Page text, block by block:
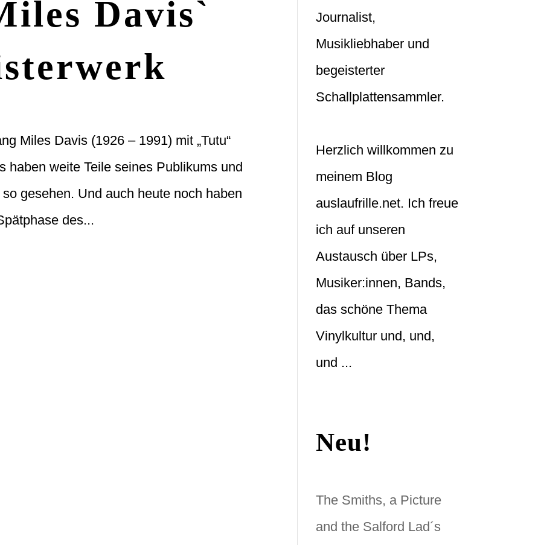
Davis`
Miles Davis (1926 – 1991) mit „Tutu“
haben weite Teile seines Publikums und
gesehen. Und auch heute noch haben
des...
Journalist,
Musikliebhaber und
begeisterter
Schallplattensammler.
Herzlich willkommen zu
meinem Blog
auslaufrille.net. Ich freue
ich auf unseren
Austausch über LPs,
Musiker:innen, Bands,
das schöne Thema
Vinylkultur und, und,
und ...
Neu!
The Smiths, a Picture
and the Salford Lad´s